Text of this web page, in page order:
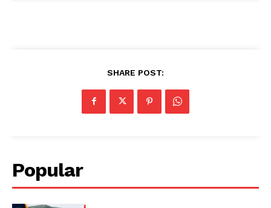
SHARE POST:
Popular